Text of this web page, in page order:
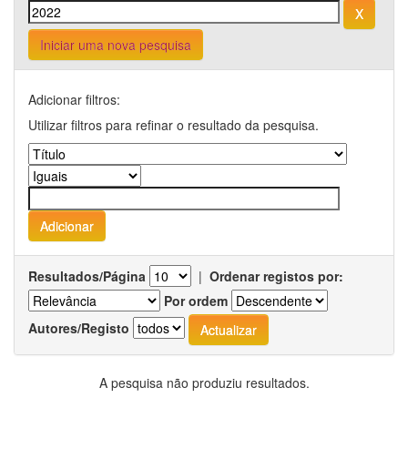
Iniciar uma nova pesquisa
Adicionar filtros:
Utilizar filtros para refinar o resultado da pesquisa.
Resultados/Página | Ordenar registos por:
Por ordem
Autores/Registo
A pesquisa não produziu resultados.